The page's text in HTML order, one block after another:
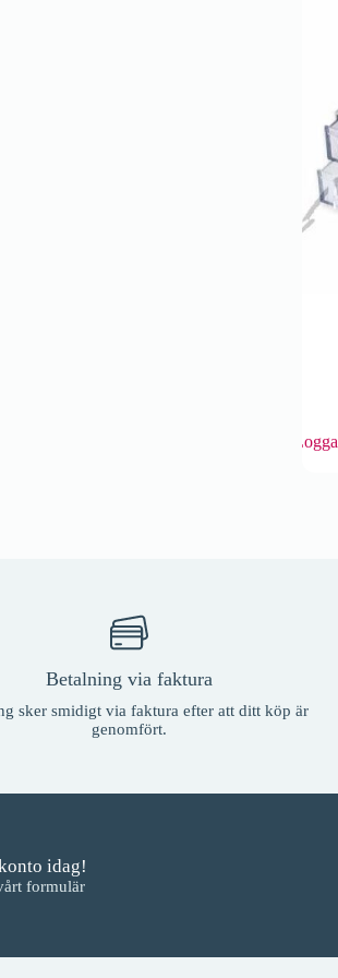
Betalning via faktura
sker smidigt via faktura efter att ditt köp är
genomfört.
idag!
formulär